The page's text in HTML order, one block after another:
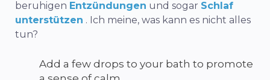
beruhigen Entzündungen und sogar Schlaf
unterstützen . Ich meine, was kann es nicht alles
tun?
Add a few drops to your bath to promote